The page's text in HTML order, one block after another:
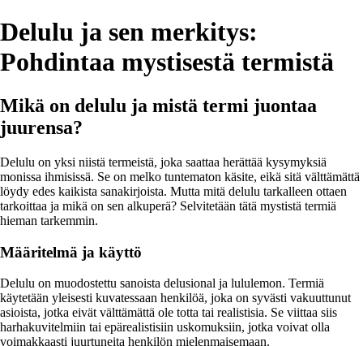
Delulu ja sen merkitys:
Pohdintaa mystisestä termistä
Mikä on delulu ja mistä termi juontaa
juurensa?
Delulu on yksi niistä termeistä, joka saattaa herättää kysymyksiä
monissa ihmisissä. Se on melko tuntematon käsite, eikä sitä välttämättä
löydy edes kaikista sanakirjoista. Mutta mitä delulu tarkalleen ottaen
tarkoittaa ja mikä on sen alkuperä? Selvitetään tätä mystistä termiä
hieman tarkemmin.
Määritelmä ja käyttö
Delulu on muodostettu sanoista delusional ja lululemon. Termiä
käytetään yleisesti kuvatessaan henkilöä, joka on syvästi vakuuttunut
asioista, jotka eivät välttämättä ole totta tai realistisia. Se viittaa siis
harhakuvitelmiin tai epärealistisiin uskomuksiin, jotka voivat olla
voimakkaasti juurtuneita henkilön mielenmaisemaan.